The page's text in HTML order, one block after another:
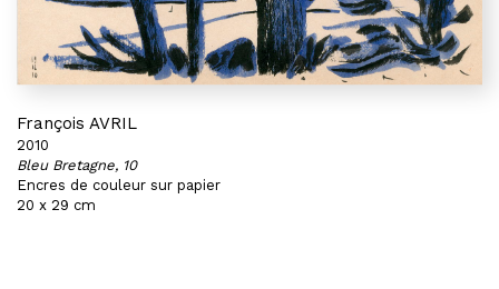
François AVRIL
2010
Bleu Bretagne, 10
Encres de couleur sur papier
20 x 29 cm